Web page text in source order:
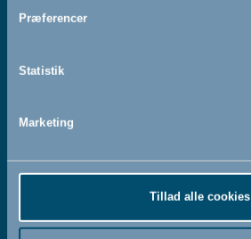
Præferencer
Statistik
Marketing
Tillad alle cookies
læst og accepteret vores